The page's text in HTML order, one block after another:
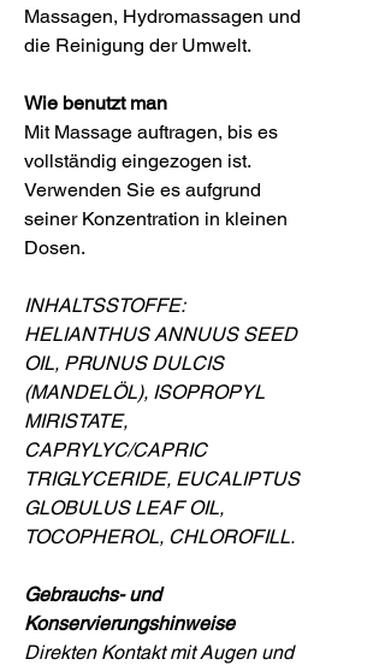
Massagen, Hydromassagen und
die Reinigung der Umwelt.
Wie benutzt man
Mit Massage auftragen, bis es
vollständig eingezogen ist.
Verwenden Sie es aufgrund
seiner Konzentration in kleinen
Dosen.
INHALTSSTOFFE:
HELIANTHUS ANNUUS SEED
OIL, PRUNUS DULCIS
(MANDELÖL), ISOPROPYL
MIRISTATE,
CAPRYLYC/CAPRIC
TRIGLYCERIDE, EUCALIPTUS
GLOBULUS LEAF OIL,
TOCOPHEROL, CHLOROFILL.
Gebrauchs- und
Konservierungshinweise
Direkten Kontakt mit Augen und